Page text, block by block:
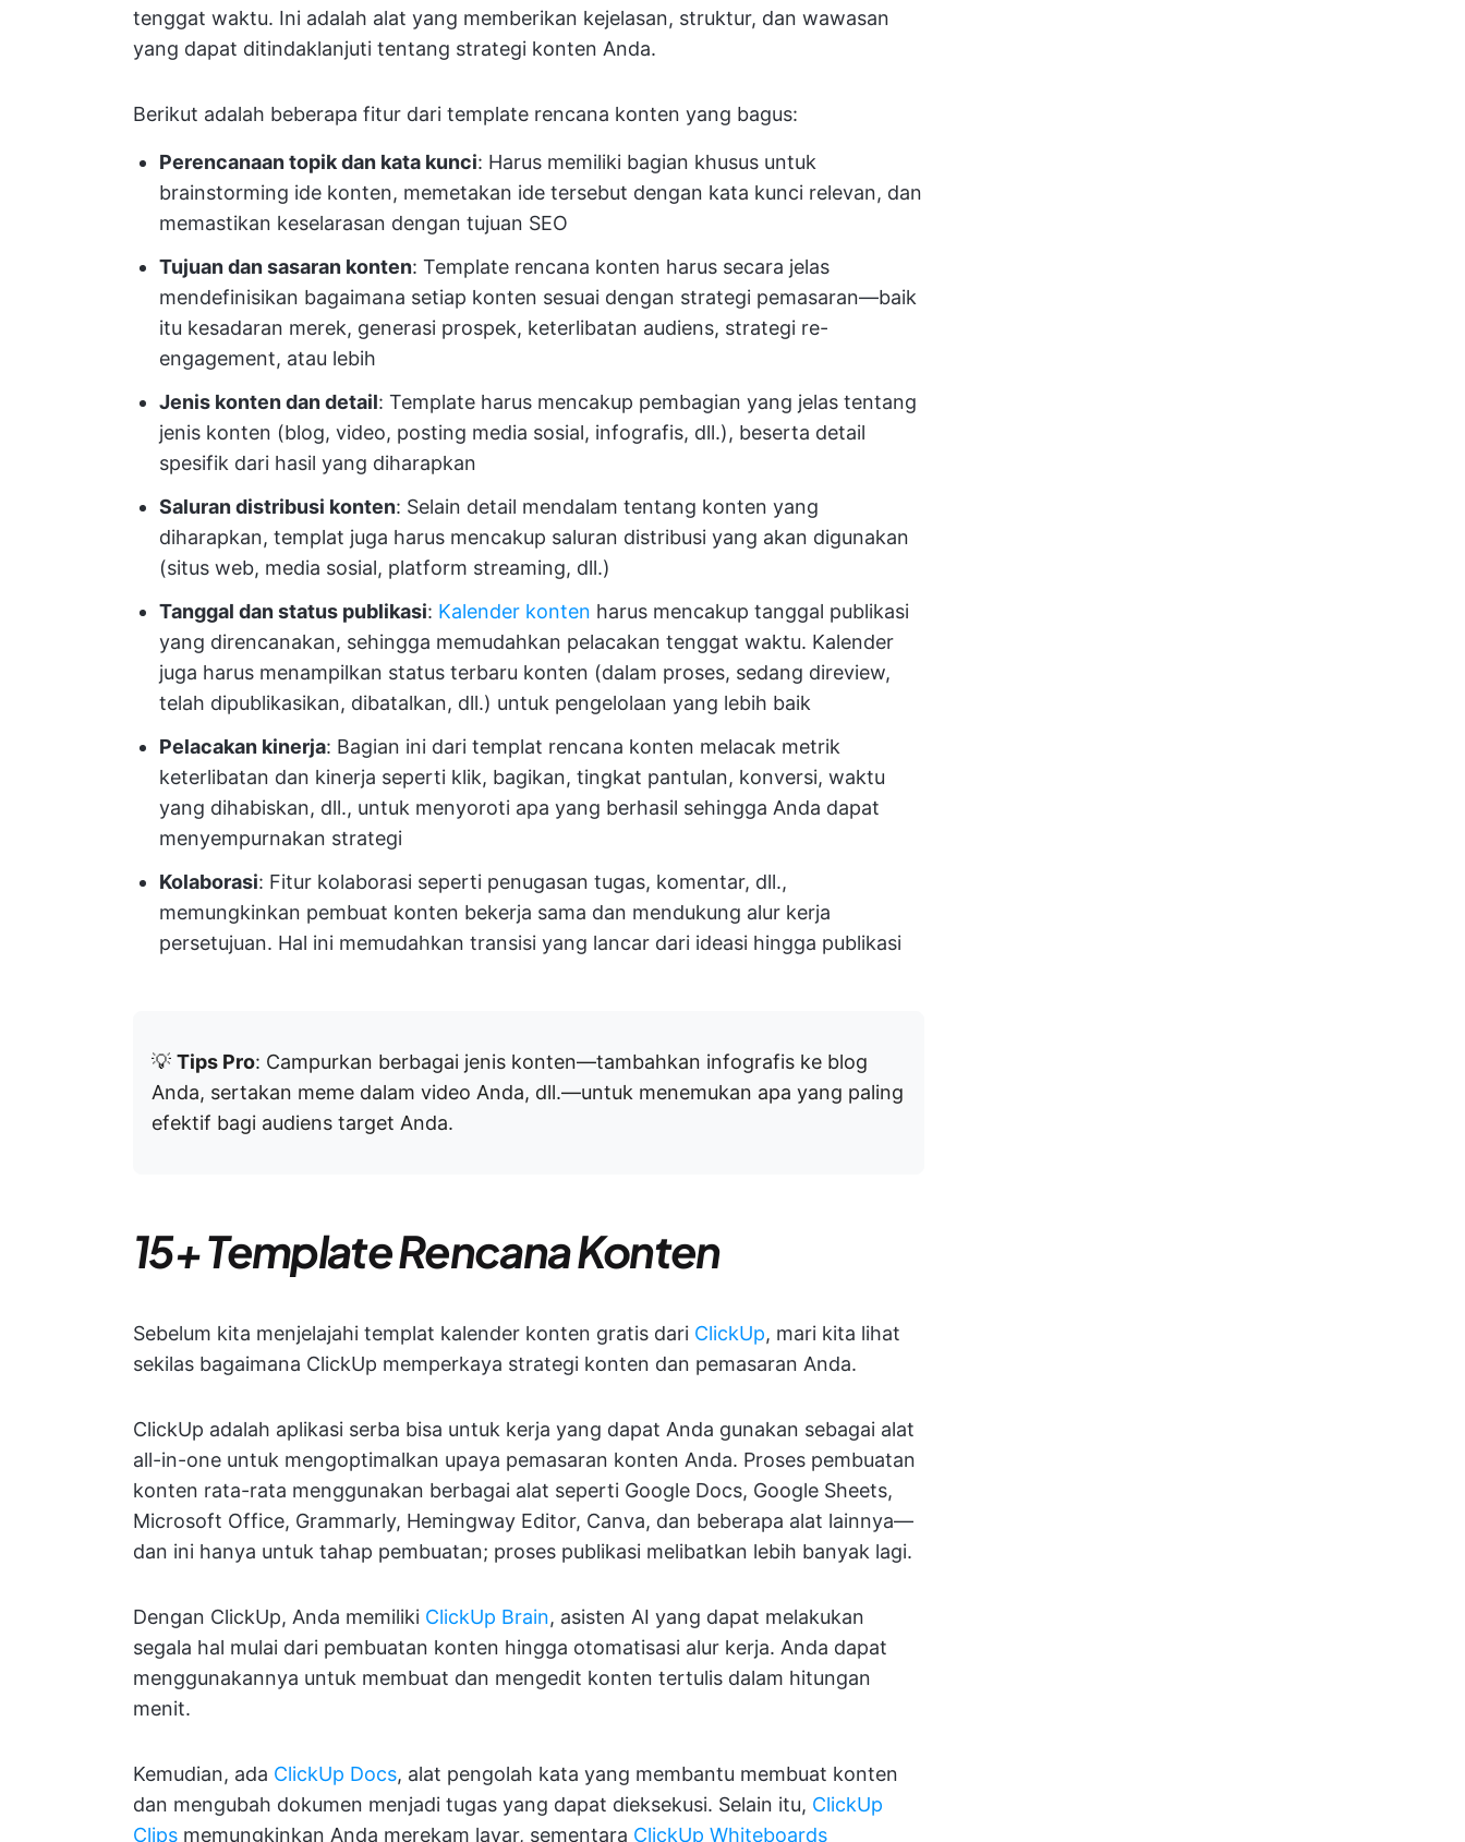
tenggat waktu. Ini adalah alat yang memberikan kejelasan, struktur, dan wawasan
yang dapat ditindaklanjuti tentang strategi konten Anda.
Berikut adalah beberapa fitur dari template rencana konten yang bagus:
Perencanaan topik dan kata kunci: Harus memiliki bagian khusus untuk
brainstorming ide konten, memetakan ide tersebut dengan kata kunci relevan, dan
memastikan keselarasan dengan tujuan SEO
Tujuan dan sasaran konten: Template rencana konten harus secara jelas
mendefinisikan bagaimana setiap konten sesuai dengan strategi pemasaran—baik
itu kesadaran merek, generasi prospek, keterlibatan audiens, strategi re-
engagement, atau lebih
Jenis konten dan detail: Template harus mencakup pembagian yang jelas tentang
jenis konten (blog, video, posting media sosial, infografis, dll.), beserta detail
spesifik dari hasil yang diharapkan
Saluran distribusi konten: Selain detail mendalam tentang konten yang
diharapkan, templat juga harus mencakup saluran distribusi yang akan digunakan
(situs web, media sosial, platform streaming, dll.)
Tanggal dan status publikasi: Kalender konten harus mencakup tanggal publikasi
yang direncanakan, sehingga memudahkan pelacakan tenggat waktu. Kalender
juga harus menampilkan status terbaru konten (dalam proses, sedang direview,
telah dipublikasikan, dibatalkan, dll.) untuk pengelolaan yang lebih baik
Pelacakan kinerja: Bagian ini dari templat rencana konten melacak metrik
keterlibatan dan kinerja seperti klik, bagikan, tingkat pantulan, konversi, waktu
yang dihabiskan, dll., untuk menyoroti apa yang berhasil sehingga Anda dapat
menyempurnakan strategi
Kolaborasi: Fitur kolaborasi seperti penugasan tugas, komentar, dll.,
memungkinkan pembuat konten bekerja sama dan mendukung alur kerja
persetujuan. Hal ini memudahkan transisi yang lancar dari ideasi hingga publikasi
💡 Tips Pro: Campurkan berbagai jenis konten—tambahkan infografis ke blog
Anda, sertakan meme dalam video Anda, dll.—untuk menemukan apa yang paling
efektif bagi audiens target Anda.
15+ Template Rencana Konten
Sebelum kita menjelajahi templat kalender konten gratis dari ClickUp, mari kita lihat
sekilas bagaimana ClickUp memperkaya strategi konten dan pemasaran Anda.
ClickUp adalah aplikasi serba bisa untuk kerja yang dapat Anda gunakan sebagai alat
all-in-one untuk mengoptimalkan upaya pemasaran konten Anda. Proses pembuatan
konten rata-rata menggunakan berbagai alat seperti Google Docs, Google Sheets,
Microsoft Office, Grammarly, Hemingway Editor, Canva, dan beberapa alat lainnya—
dan ini hanya untuk tahap pembuatan; proses publikasi melibatkan lebih banyak lagi.
Dengan ClickUp, Anda memiliki ClickUp Brain, asisten AI yang dapat melakukan
segala hal mulai dari pembuatan konten hingga otomatisasi alur kerja. Anda dapat
menggunakannya untuk membuat dan mengedit konten tertulis dalam hitungan
menit.
Kemudian, ada ClickUp Docs, alat pengolah kata yang membantu membuat konten
dan mengubah dokumen menjadi tugas yang dapat dieksekusi. Selain itu, ClickUp
Clips memungkinkan Anda merekam layar, sementara ClickUp Whiteboards